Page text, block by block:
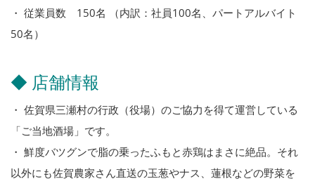
・ 従業員数 150名 （内訳：社員100名、パートアルバイト
50名）
◆ 店舗情報
・ 佐賀県三瀬村の行政（役場）のご協力を得て運営している
「ご当地酒場」です。
・ 鮮度バツグンで脂の乗ったふもと赤鶏はまさに絶品。それ
以外にも佐賀農家さん直送の玉葱やナス、蓮根などの野菜を